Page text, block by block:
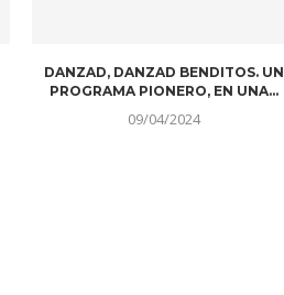
DANZAD, DANZAD BENDITOS. UN
PROGRAMA PIONERO, EN UNA...
09/04/2024